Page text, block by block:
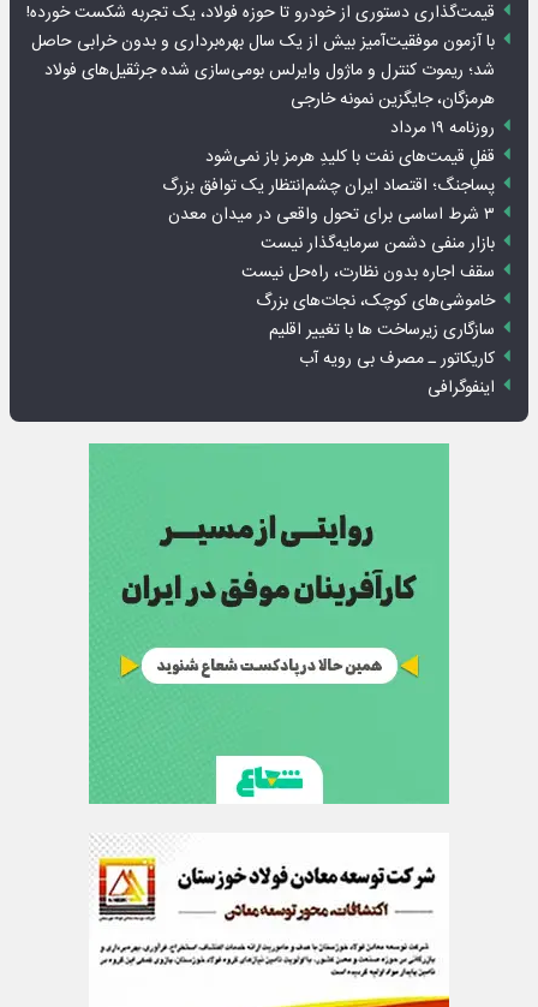
قیمت‌گذاری دستوری از خودرو تا حوزه فولاد، یک تجربه شکست خورده!
با آزمون موفقیت‌آمیز بیش از یک سال بهره‌برداری و بدون خرابی حاصل
شد؛ ریموت کنترل و ماژول وایرلس بومی‌سازی شده جرثقیل‌های فولاد
هرمزگان، جایگزین نمونه خارجی
روزنامه ۱۹ مرداد
قفلِ قیمت‌های نفت با کلیدِ هرمز باز نمی‌شود
پساجنگ؛ اقتصاد ایران چشم‌انتظار یک توافق بزرگ
۳ شرط اساسی برای تحول واقعی در میدان معدن
بازار منفی دشمن سرمایه‌گذار نیست
سقف اجاره بدون نظارت، راه‌حل نیست
خاموشی‌های کوچک، نجات‌های بزرگ
سازگاری زیرساخت ها با تغییر اقلیم
کاریکاتور ـ مصرف بی رویه آب
اینفوگرافی